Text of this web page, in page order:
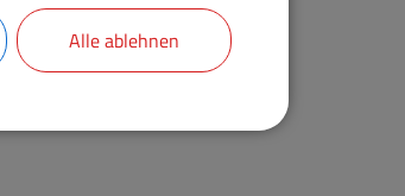
Alle ablehnen